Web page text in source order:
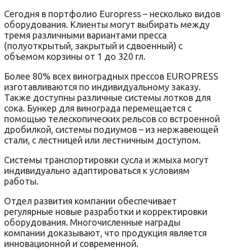
Сегодня в портфолио Europress – несколько видов
оборудования. Клиенты могут выбирать между
тремя различными вариантами пресса
(полуоткрытый, закрытый и сдвоенный) с
объемом корзины от 1 до 320 гл.
Более 80% всех виноградных прессов EUROPRESS
изготавливаются по индивидуальному заказу.
Также доступны различные системы лотков для
сока. Бункер для винограда перемещается с
помощью телескопических рельсов со встроенной
дробилкой, системы подиумов – из нержавеющей
стали, с лестницей или лестничным доступом.
Системы транспортировки сусла и жмыха могут
индивидуально адаптироваться к условиям
работы.
Отдел развития компании обеспечивает
регулярные новые разработки и корректировки
оборудования. Многочисленные награды
компании доказывают, что продукция является
инновационной и современной.